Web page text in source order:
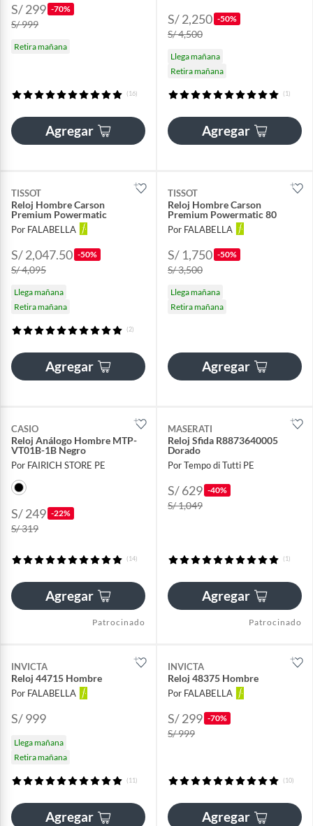
S/ 299 -70%
S/ 999
Retira mañana
(16)
Agregar
S/ 2,250 -50%
S/ 4,500
Llega mañana
Retira mañana
(1)
Agregar
TISSOT
Reloj Hombre Carson
Premium Powermatic
Por FALABELLA
S/ 2,047.50 -50%
S/ 4,095
Llega mañana
Retira mañana
(2)
Agregar
TISSOT
Reloj Hombre Carson
Premium Powermatic 80
Por FALABELLA
S/ 1,750 -50%
S/ 3,500
Llega mañana
Retira mañana
Agregar
CASIO
Reloj Análogo Hombre MTP-
VT01B-1B Negro
Por FAIRICH STORE PE
S/ 249 -22%
S/ 319
(14)
Agregar
Patrocinado
MASERATI
Reloj Sfida R8873640005
Dorado
Por Tempo di Tutti PE
S/ 629 -40%
S/ 1,049
(1)
Agregar
Patrocinado
INVICTA
Reloj 44715 Hombre
Por FALABELLA
S/ 999
Llega mañana
Retira mañana
(11)
Agregar
INVICTA
Reloj 48375 Hombre
Por FALABELLA
S/ 299 -70%
S/ 999
(10)
Agregar